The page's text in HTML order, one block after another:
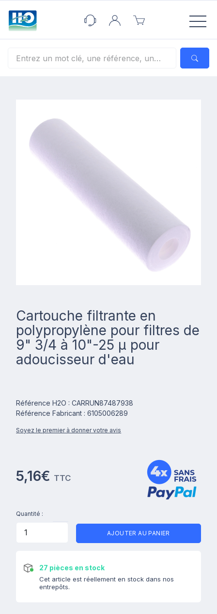
Cartouche filtrante en
polypropylène pour filtres de
9" 3/4 à 10"-25 µ pour
adoucisseur d'eau
Référence H2O : CARRUN87487938
Référence Fabricant : 6105006289
Soyez le premier à donner votre avis
5,16€ TTC
Quantité :
AJOUTER AU PANIER
27 pièces en stock
Cet article est réellement en stock dans nos
entrepôts.